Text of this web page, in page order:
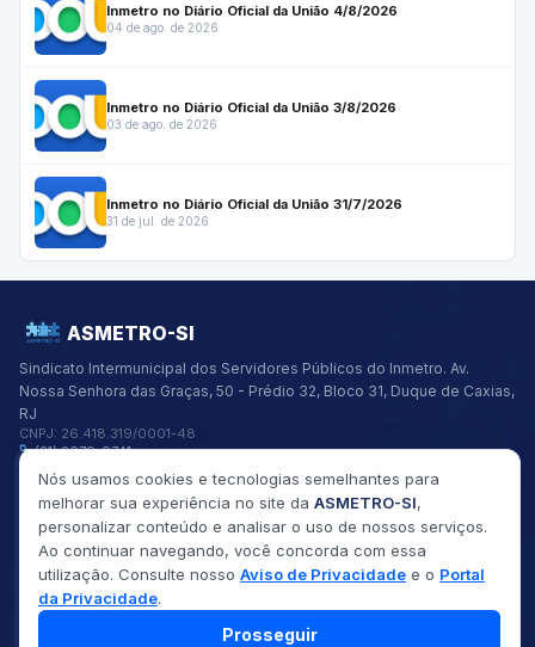
Inmetro no Diário Oficial da União 4/8/2026
04 de ago. de 2026
Inmetro no Diário Oficial da União 3/8/2026
03 de ago. de 2026
Inmetro no Diário Oficial da União 31/7/2026
31 de jul. de 2026
ASMETRO-SI
Sindicato Intermunicipal dos Servidores Públicos do Inmetro. Av.
Nossa Senhora das Graças, 50 - Prédio 32, Bloco 31, Duque de Caxias,
RJ
CNPJ: 26.418.319/0001-48
(21) 2679-9741
asmetro@asmetro.org.br
Links Rápidos
Institucional
Gestão
Saúde
Convênios
Fóruns
Seus Direitos
2026 ASMETRO-SI
Nós usamos cookies e tecnologias semelhantes para
melhorar sua experiência no site da ASMETRO-SI,
personalizar conteúdo e analisar o uso de nossos serviços.
Ao continuar navegando, você concorda com essa
utilização. Consulte nosso Aviso de Privacidade e o Portal
da Privacidade.
Prosseguir